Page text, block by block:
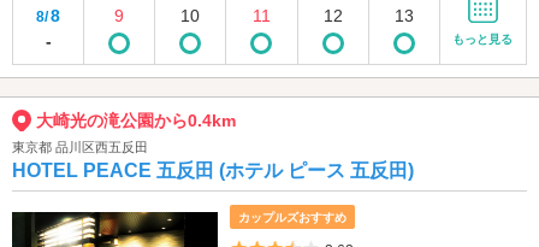
8/8
-
9 10 11 12 13
もっと見る
大崎光の滝公園から0.4km
東京都 品川区西五反田
HOTEL PEACE 五反田 (ホテル ピース 五反田)
カップルズおすすめ